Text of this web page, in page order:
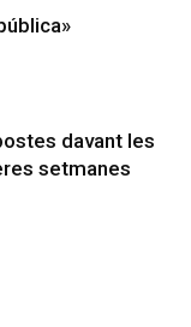
davant les
setmanes